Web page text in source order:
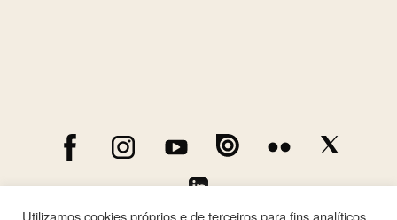
Utilizamos cookies próprios e de terceiros para fins analíticos.